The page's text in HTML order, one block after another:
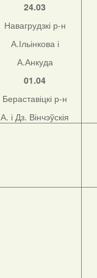
24.03
Навагрудзкі р-н
А.Ільінкова і
А.Анкуда
01.04
Бераставіцкі р-н
А. і Дз. Вінчэўскія